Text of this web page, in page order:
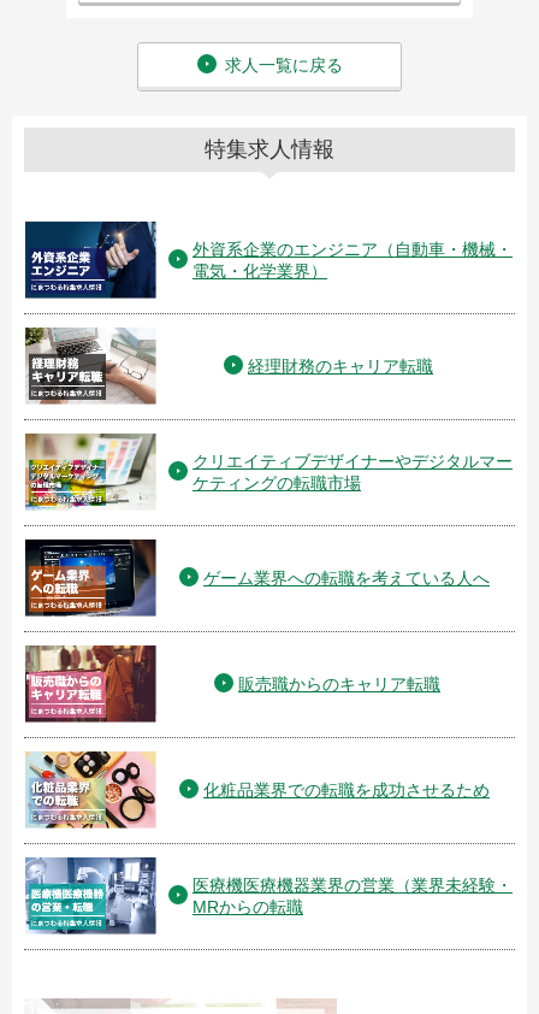
求人一覧に戻る
特集求人情報
外資系企業のエンジニア（自動車・機械・
電気・化学業界）
経理財務のキャリア転職
クリエイティブデザイナーやデジタルマー
ケティングの転職市場
ゲーム業界への転職を考えている人へ
販売職からのキャリア転職
化粧品業界での転職を成功させるため
医療機医療機器業界の営業（業界未経験・
MRからの転職